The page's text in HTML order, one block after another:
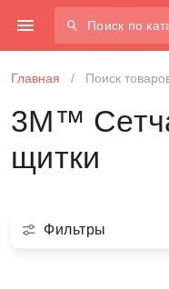
Поиск по
Главная / Поиск
3M™
щитки
Фильтры